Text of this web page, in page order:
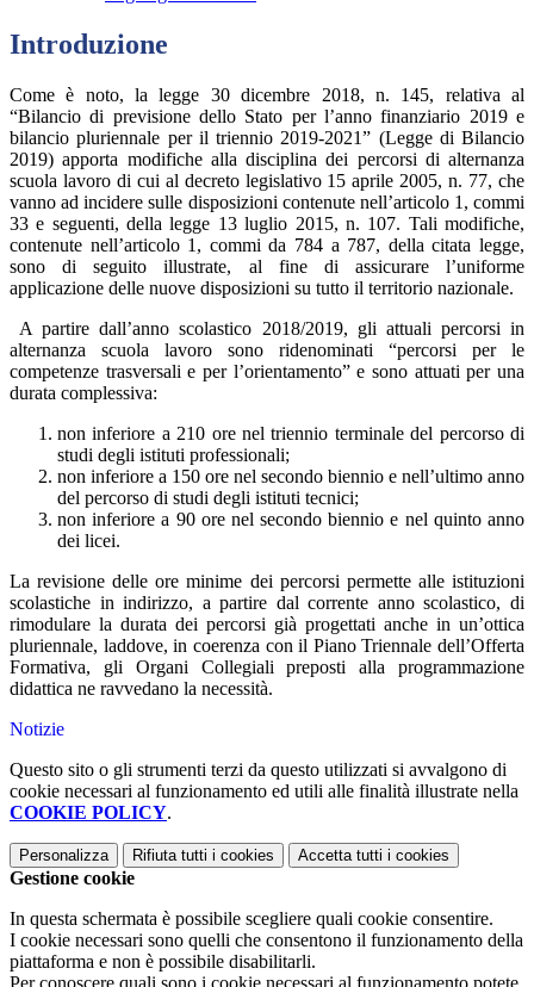
Introduzione
Come è noto, la legge 30 dicembre 2018, n. 145, relativa al
“Bilancio di previsione dello Stato per l’anno finanziario 2019 e
bilancio pluriennale per il triennio 2019-2021” (Legge di Bilancio
2019) apporta modifiche alla disciplina dei percorsi di alternanza
scuola lavoro di cui al decreto legislativo 15 aprile 2005, n. 77, che
vanno ad incidere sulle disposizioni contenute nell’articolo 1, commi
33 e seguenti, della legge 13 luglio 2015, n. 107. Tali modifiche,
contenute nell’articolo 1, commi da 784 a 787, della citata legge,
sono di seguito illustrate, al fine di assicurare l’uniforme
applicazione delle nuove disposizioni su tutto il territorio nazionale.
A partire dall’anno scolastico 2018/2019, gli attuali percorsi in
alternanza scuola lavoro sono ridenominati “percorsi per le
competenze trasversali e per l’orientamento” e sono attuati per una
durata complessiva:
non inferiore a 210 ore nel triennio terminale del percorso di
studi degli istituti professionali;
non inferiore a 150 ore nel secondo biennio e nell’ultimo anno
del percorso di studi degli istituti tecnici;
non inferiore a 90 ore nel secondo biennio e nel quinto anno
dei licei.
La revisione delle ore minime dei percorsi permette alle istituzioni
scolastiche in indirizzo, a partire dal corrente anno scolastico, di
rimodulare la durata dei percorsi già progettati anche in un’ottica
pluriennale, laddove, in coerenza con il Piano Triennale dell’Offerta
Formativa, gli Organi Collegiali preposti alla programmazione
didattica ne ravvedano la necessità.
Notizie
Questo sito o gli strumenti terzi da questo utilizzati si avvalgono di
cookie necessari al funzionamento ed utili alle finalità illustrate nella
COOKIE POLICY.
Personalizza Rifiuta tutti i cookies Accetta tutti i cookies
Gestione cookie
In questa schermata è possibile scegliere quali cookie consentire.
I cookie necessari sono quelli che consentono il funzionamento della
piattaforma e non è possibile disabilitarli.